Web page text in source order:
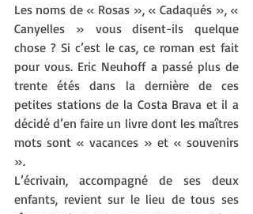
Les noms de « Rosas », « Cadaqués », «
Canyelles » vous disent-ils quelque
chose ? Si c’est le cas, ce roman est fait
pour vous. Eric Neuhoff a passé plus de
trente étés dans la dernière de ces
petites stations de la Costa Brava et il a
décidé d’en faire un livre dont les maîtres
mots sont « vacances » et « souvenirs
».
L’écrivain, accompagné de ses deux
enfants, revient sur le lieu de tous ses